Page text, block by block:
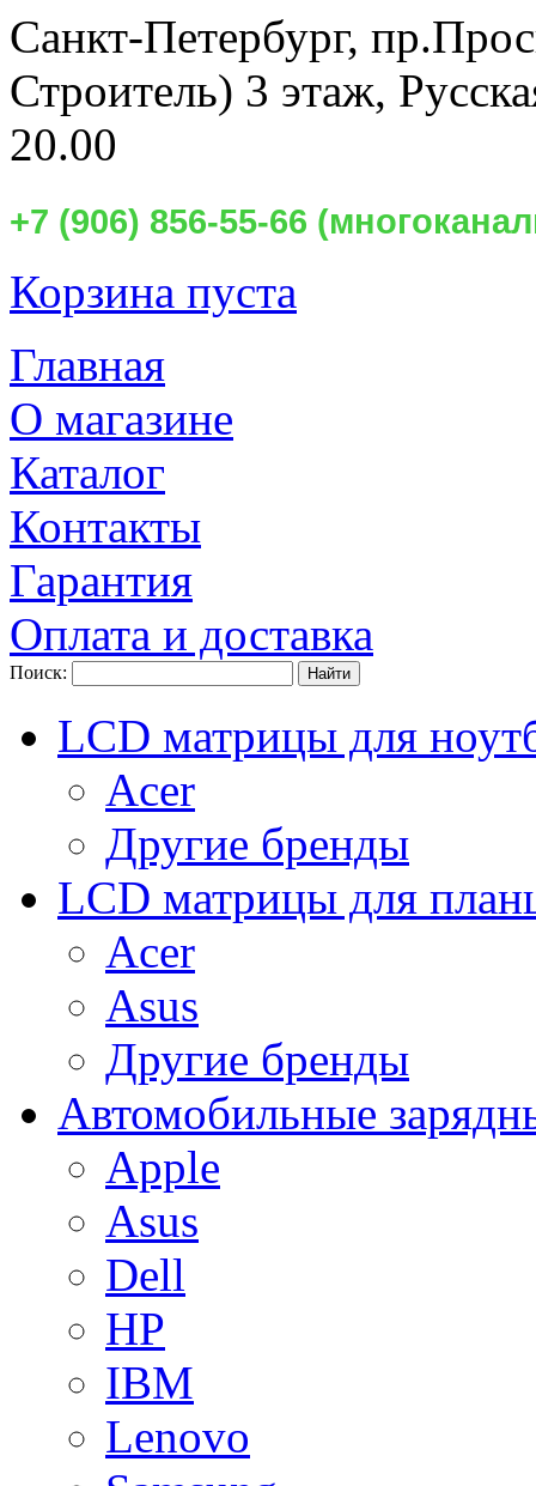
Санкт-Петербург,
Строитель) 3 этаж,
20.00
+7 (906) 856-55-66
Корзина пуста
Главная
О магазине
Каталог
Контакты
Гарантия
Оплата и доставка
Поиск:
LCD матрицы для
Acer
Другие бренды
LCD матрицы для
Acer
Asus
Другие бренды
Автомобильные
Apple
Asus
Dell
HP
IBM
Lenovo